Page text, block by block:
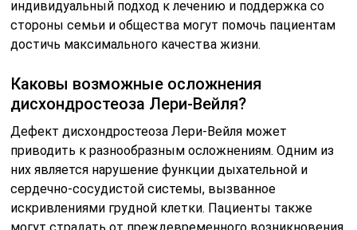
индивидуальный подход к лечению и поддержка со
стороны семьи и общества могут помочь пациентам
достичь максимального качества жизни.
Каковы возможные осложнения
дисхондростеоза Лери-Вейля?
Дефект дисхондростеоза Лери-Вейля может
приводить к разнообразным осложнениям. Одним из
них является нарушение функции дыхательной и
сердечно-сосудистой системы, вызванное
искривлениями грудной клетки. Пациенты также